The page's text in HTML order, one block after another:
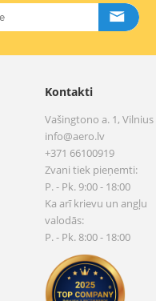
Kontakti
Vašingtono a. 1, Vilnius
info@aero.lv
+371 66100919
Zvani tiek pieņemti:
P. - Pk. 9:00 - 18:00
Ka arī krievu un angļu
valodās:
P. - Pk. 8:00 - 18:00